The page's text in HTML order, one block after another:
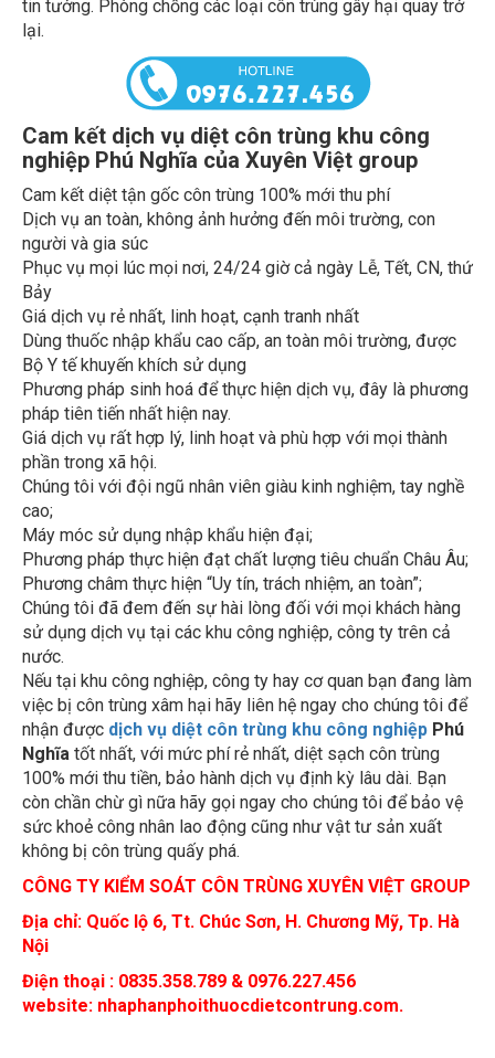
lại.
Cam kết dịch vụ diệt côn trùng khu công
nghiệp Phú Nghĩa của Xuyên Việt group
Cam kết diệt tận gốc côn trùng 100% mới thu phí
Dịch vụ an toàn, không ảnh hưởng đến môi trường, con
người và gia súc
Phục vụ mọi lúc mọi nơi, 24/24 giờ cả ngày Lễ, Tết, CN, thứ
Bảy
Giá dịch vụ rẻ nhất, linh hoạt, cạnh tranh nhất
Dùng thuốc nhập khẩu cao cấp, an toàn môi trường, được
Bộ Y tế khuyến khích sử dụng
Phương pháp sinh hoá để thực hiện dịch vụ, đây là phương
pháp tiên tiến nhất hiện nay.
Giá dịch vụ rất hợp lý, linh hoạt và phù hợp với mọi thành
phần trong xã hội.
Chúng tôi với đội ngũ nhân viên giàu kinh nghiệm, tay nghề
cao;
Máy móc sử dụng nhập khẩu hiện đại;
Phương pháp thực hiện đạt chất lượng tiêu chuẩn Châu Âu;
Phương châm thực hiện “Uy tín, trách nhiệm, an toàn”;
Chúng tôi đã đem đến sự hài lòng đối với mọi khách hàng
sử dụng dịch vụ tại các khu công nghiệp, công ty trên cả
nước.
Nếu tại khu công nghiệp, công ty hay cơ quan bạn đang làm
việc bị côn trùng xâm hại hãy liên hệ ngay cho chúng tôi để
nhận được dịch vụ diệt côn trùng khu công nghiệpPhú
Nghĩatốt nhất, với mức phí rẻ nhất, diệt sạch côn trùng
100% mới thu tiền, bảo hành dịch vụ định kỳ lâu dài. Bạn
còn chần chừ gì nữa hãy gọi ngay cho chúng tôi để bảo vệ
sức khoẻ công nhân lao động cũng như vật tư sản xuất
không bị côn trùng quấy phá.
CÔNG TY KIỂM SOÁT CÔN TRÙNG XUYÊN VIỆT GROUP
Địa chỉ: Quốc lộ 6, Tt. Chúc Sơn, H. Chương Mỹ, Tp. Hà
Nội
Điện thoại : 0835.358.789 & 0976.227.456
website: nhaphanphoithuocdietcontrung.com.